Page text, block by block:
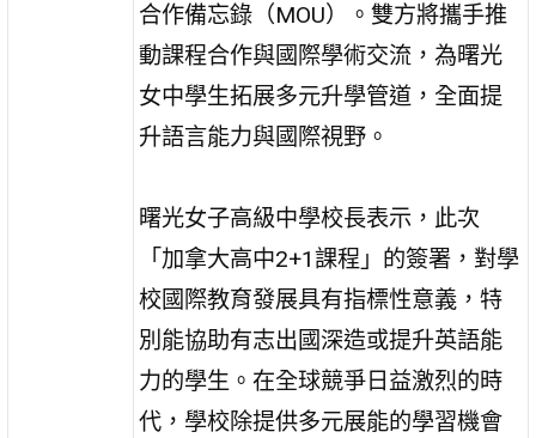
合作備忘錄（MOU）。雙方將攜手推
動課程合作與國際學術交流，為曙光
女中學生拓展多元升學管道，全面提
升語言能力與國際視野。
曙光女子高級中學校長表示，此次
「加拿大高中2+1課程」的簽署，對學
校國際教育發展具有指標性意義，特
別能協助有志出國深造或提升英語能
力的學生。在全球競爭日益激烈的時
代，學校除提供多元展能的學習機會